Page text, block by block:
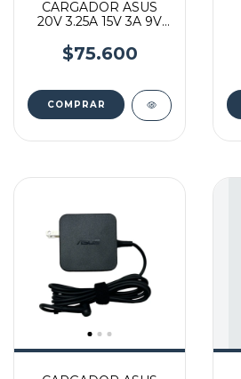
CARGADOR ASUS
20V 3.25A 15V 3A 9V
power
$75.600